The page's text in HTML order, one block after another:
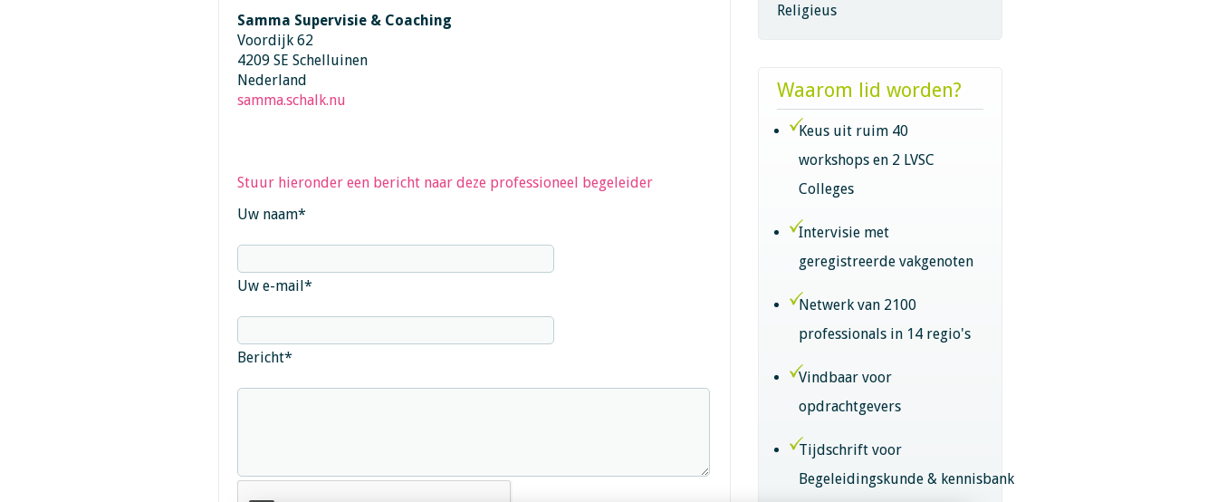
Samma Supervisie & Coaching
Voordijk 62
4209 SE Schelluinen
Nederland
samma.schalk.nu
Stuur hieronder een bericht naar deze professioneel begeleider
Uw naam*
Uw e-mail*
Bericht*
Religieus
Waarom lid worden?
Keus uit ruim 40
workshops en 2 LVSC
Colleges
Intervisie met
geregistreerde vakgenoten
Netwerk van 2100
professionals in 14 regio's
Vindbaar voor
opdrachtgevers
Tijdschrift voor
Begeleidingskunde & kennisbank